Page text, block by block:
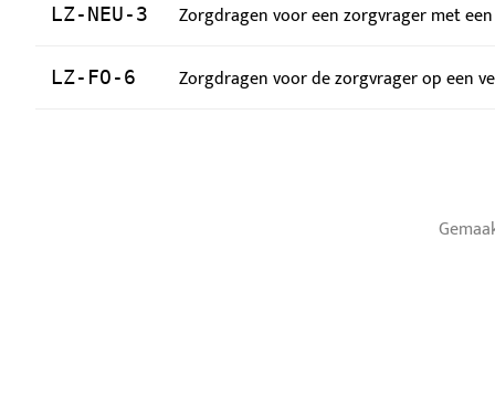
LZ-NEU-3 Zorgdragen voor een zorgvrager met
LZ-FO-6 Zorgdragen voor de zorgvrager op een